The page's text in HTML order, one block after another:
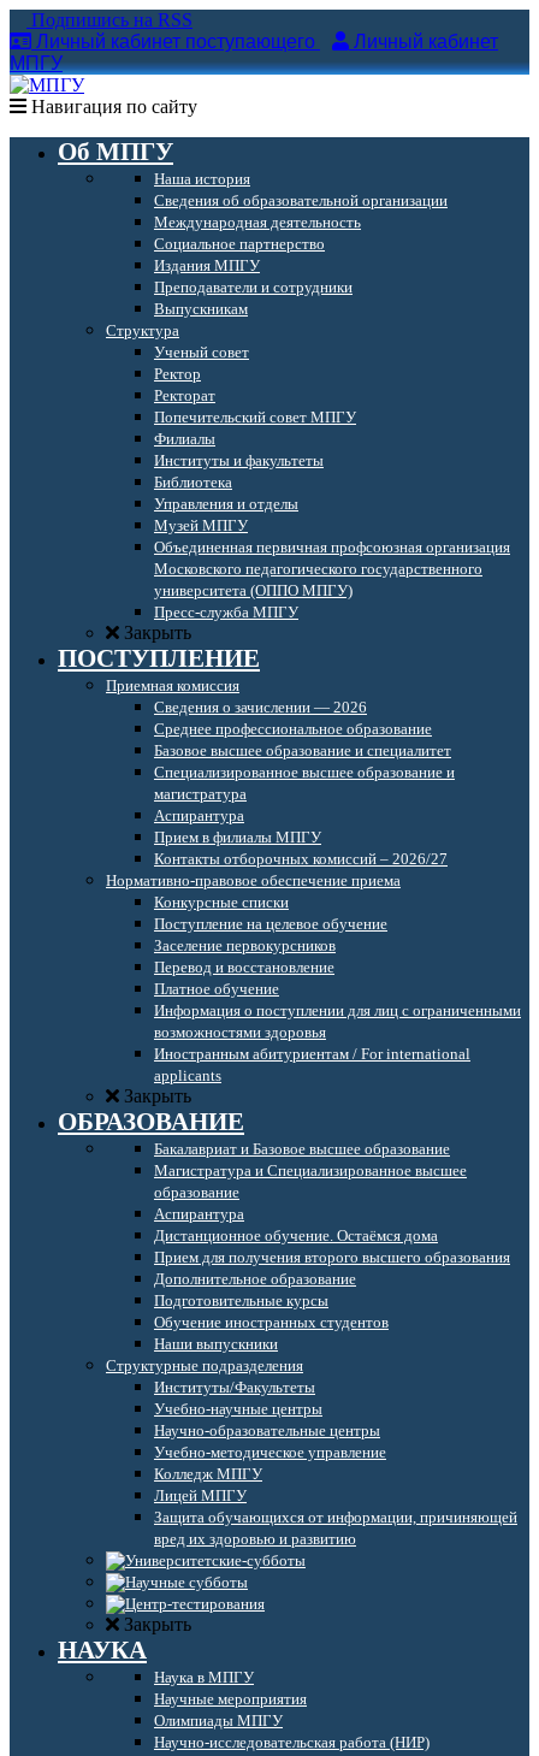
Подпишись на RSS
Личный кабинет поступающего
Личный кабинет
МПГУ
Навигация по сайту
Об МПГУ
Наша история
Сведения об образовательной организации
Международная деятельность
Социальное партнерство
Издания МПГУ
Преподаватели и сотрудники
Выпускникам
Структура
Ученый совет
Ректор
Ректорат
Попечительский совет МПГУ
Филиалы
Институты и факультеты
Библиотека
Управления и отделы
Музей МПГУ
Объединенная первичная профсоюзная организация
Московского педагогического государственного
университета (ОППО МПГУ)
Пресс-служба МПГУ
Закрыть
ПОСТУПЛЕНИЕ
Приемная комиссия
Сведения о зачислении — 2026
Среднее профессиональное образование
Базовое высшее образование и специалитет
Специализированное высшее образование и
магистратура
Аспирантура
Прием в филиалы МПГУ
Контакты отборочных комиссий – 2026/27
Нормативно-правовое обеспечение приема
Конкурсные списки
Поступление на целевое обучение
Заселение первокурсников
Перевод и восстановление
Платное обучение
Информация о поступлении для лиц с ограниченными
возможностями здоровья
Иностранным абитуриентам / For international
applicants
Закрыть
ОБРАЗОВАНИЕ
Бакалавриат и Базовое высшее образование
Магистратура и Специализированное высшее
образование
Аспирантура
Дистанционное обучение. Остаёмся дома
Прием для получения второго высшего образования
Дополнительное образование
Подготовительные курсы
Обучение иностранных студентов
Наши выпускники
Структурные подразделения
Институты/Факультеты
Учебно-научные центры
Научно-образовательные центры
Учебно-методическое управление
Колледж МПГУ
Лицей МПГУ
Защита обучающихся от информации, причиняющей
вред их здоровью и развитию
Закрыть
НАУКА
Наука в МПГУ
Научные мероприятия
Олимпиады МПГУ
Научно-исследовательская работа (НИР)